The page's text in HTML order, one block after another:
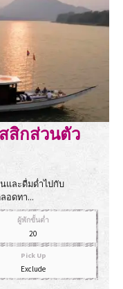
สิกส่วนตัว
และดื่มด่ำไปกับ
อดทา...
ผู้พักขั้นต่ำ
20
Pick Up
Exclude